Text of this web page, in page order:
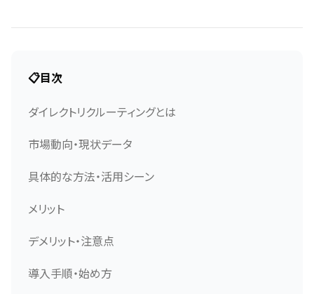
📋目次
ダイレクトリクルーティングとは
市場動向・現状データ
具体的な方法・活用シーン
メリット
デメリット・注意点
導入手順・始め方